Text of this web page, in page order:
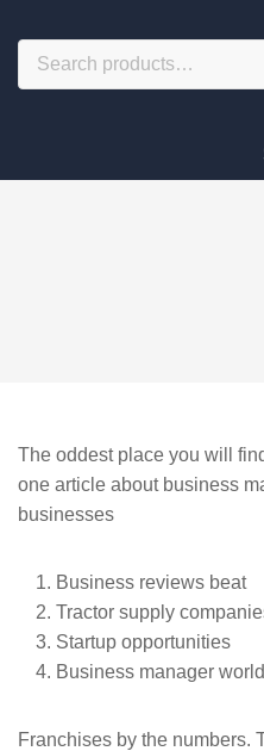
The oddest place you will
one article about business
businesses
Business reviews beat
Tractor supply
Startup opportunities
Business manager world
Franchises by the numbers.